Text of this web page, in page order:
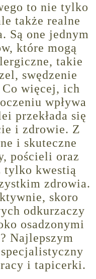
to nie tylko
także realne
Są one jednym
które mogą
takie
swędzenie
Co więcej, ich
wpływa
przekłada się
i zdrowie. Z
i skuteczne
pościeli oraz
kwestią
zdrowia.
skoro
odkurzaczy
osadzonymi
Najlepszym
i tapicerki.